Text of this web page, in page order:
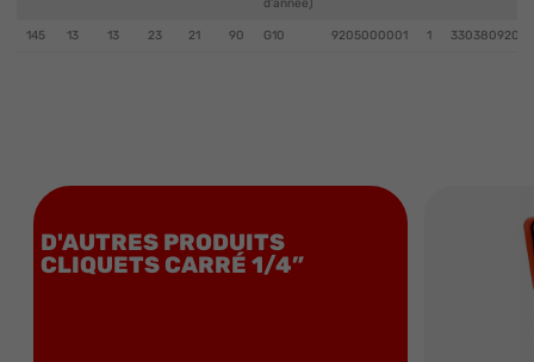
145 13 13 23 21 90 G10 9205000001 1
D'AUTRES PRODUITS
CLIQUETS CARRÉ 1/4”